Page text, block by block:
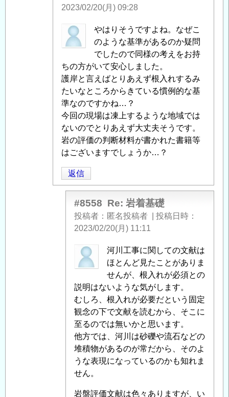
2023/02/20(月) 09:28
匿
名
稿
者
に
よ
る
「Re:
岩
着
礎」
へ
やはりそうですよね。なぜこ
のような基準があるのか疑問
でしたので同様の考えをお持
ちの方がいて安心しました。
護岸と言えばとりあえず根入れするみ
たいなところからきている慣例的な基
準なのですかね…？
今回の現場は凍上するような地域では
ないのでとりあえず大丈夫そうです。
岩の評価の判断材料が書かれた書籍等
はございますでしょうか…？
返信
#8558 Re: 岩着基礎
投稿者 匿名投稿者
投稿日時
2023/02/20(月) 11:11
匿
名
稿
者
に
よ
る
「Re:
岩
着
河川工事に関しての文献は
ほとんど見たことがありま
せんが、根入れが必須との
説明はないような気がします。
むしろ、根入れが必要だという固定
観念の下で文献を読むから、そこに
至るのでは無いかと思います。
他方では、河川は砂礫や流石などの
堆積物があるのが常だから、そのよ
うな表現になっているのかも知れま
せん。
岩盤評価文献は色々ありますが、い